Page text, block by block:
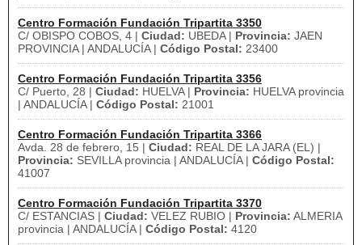
Centro Formación Fundación Tripartita 3350
C/ OBISPO COBOS, 4 | Ciudad: UBEDA | Provincia: JAEN
PROVINCIA | ANDALUCÍA | Código Postal: 23400
Centro Formación Fundación Tripartita 3356
C/ Puerto, 28 | Ciudad: HUELVA | Provincia: HUELVA provincia
| ANDALUCÍA | Código Postal: 21001
Centro Formación Fundación Tripartita 3366
Avda. 28 de febrero, 15 | Ciudad: REAL DE LA JARA (EL) |
Provincia: SEVILLA provincia | ANDALUCÍA | Código Postal:
41007
Centro Formación Fundación Tripartita 3370
C/ ESTANCIAS | Ciudad: VELEZ RUBIO | Provincia: ALMERIA
provincia | ANDALUCÍA | Código Postal: 4120